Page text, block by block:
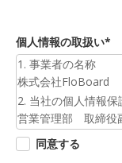
個人情報の取扱い*
1. 事業者の名称
株式会社FloBoard
2. 当社の個人情報保
営業管理部 取締役
3. 個人情報の利用目的
お預かりした個人情
同意する